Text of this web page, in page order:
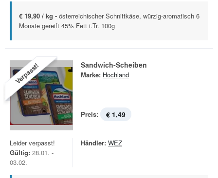
€ 19,90 / kg - österreichischer Schnittkäse, würzig-aromatisch 6
Monate gereift 45% Fett i.Tr. 100g
Verpasst! Sandwich-Scheiben
Marke: Hochland
Preis: € 1,49
Leider verpasst!
Gültig: 28.01. -
03.02.
Händler: WEZ